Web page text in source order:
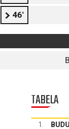
46'
TABELA
1.